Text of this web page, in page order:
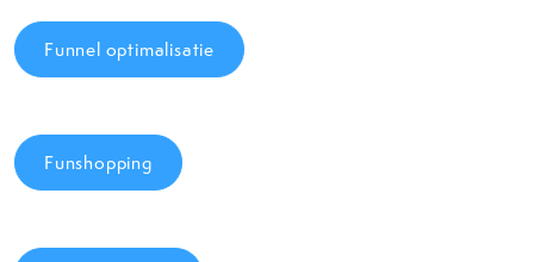
Funnel optimalisatie
Funshopping